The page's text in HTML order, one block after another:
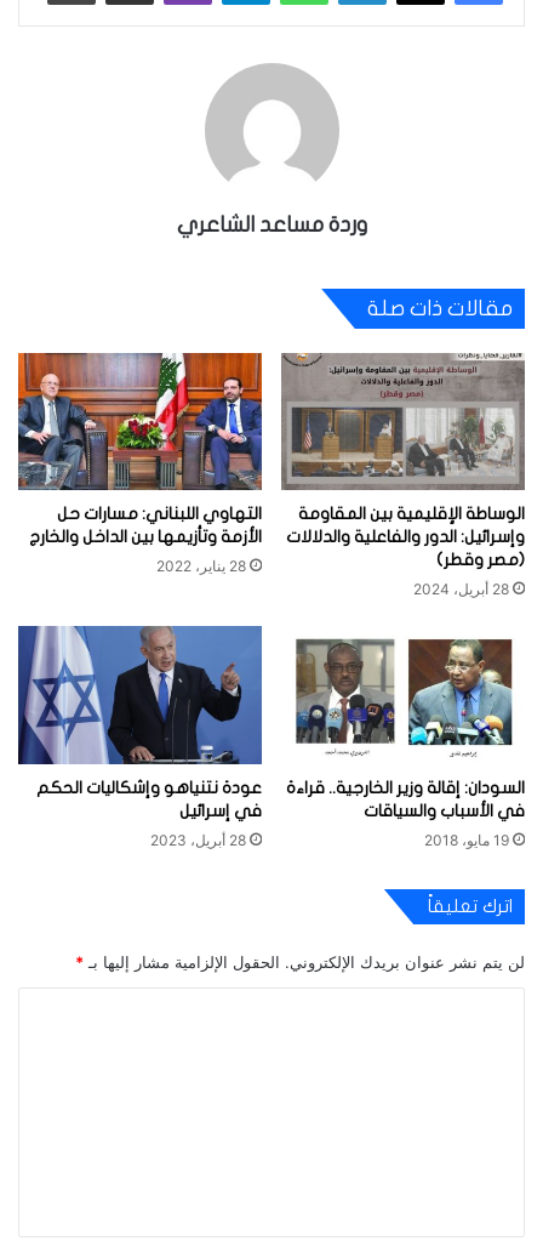
وردة مساعد الشاعري
مقالات ذات صلة
الوساطة الإقليمية بين المقاومة
وإسرائيل: الدور والفاعلية والدلالات
(مصر وقطر)
28 أبريل، 2024
التهاوي اللبناني: مسارات حل
الأزمة وتأزيمها بين الداخل والخارج
28 يناير، 2022
السودان: إقالة وزير الخارجية.. قراءة
في الأسباب والسياقات
19 مايو، 2018
عودة نتنياهو وإشكاليات الحكم
في إسرائيل
28 أبريل، 2023
اترك تعليقاً
لن يتم نشر عنوان بريدك الإلكتروني. الحقول الإلزامية مشار إليها بـ *